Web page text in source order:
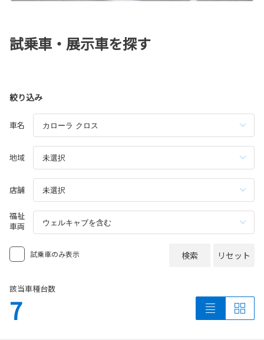
試乗車・展示車を探す
絞り込み
車名
地域
店舗
福祉
車両
試乗車のみ表示 検索 リセット
該当車種台数
7